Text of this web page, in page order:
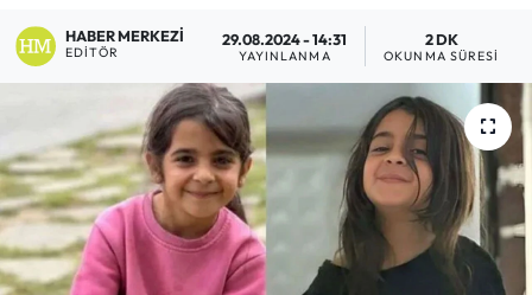
HABER MERKEZI
EDITÖR
29.08.2024 - 14:31
YAYINLANMA
2 DK
OKUNMA SÜRESI
Güncel
İskilip Haberleri
Kargı Haberleri